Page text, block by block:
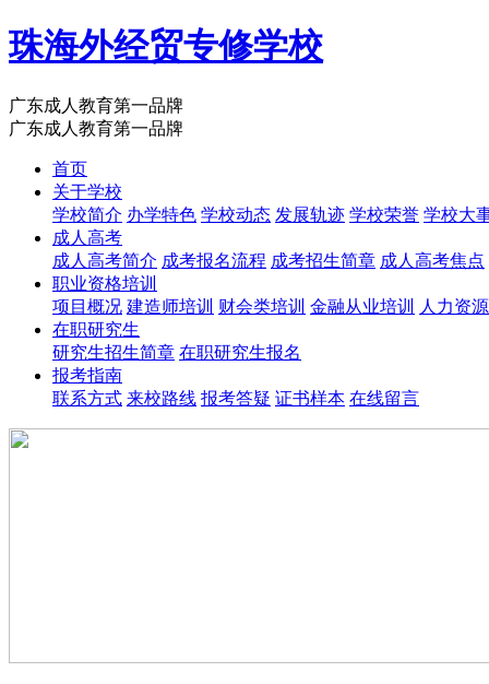
珠海外经贸专修学校
广东成人教育第一品牌
广东成人教育第一品牌
首页
关于学校
学校简介 办学特色 学校动态 发展轨迹 学校荣誉 学校大
成人高考
成人高考简介 成考报名流程 成考招生简章 成人高考焦点
职业资格培训
项目概况 建造师培训 财会类培训 金融从业培训
人力资
在职研究生
研究生招生简章 在职研究生报名
报考指南
联系方式 来校路线 报考答疑 证书样本 在线留言